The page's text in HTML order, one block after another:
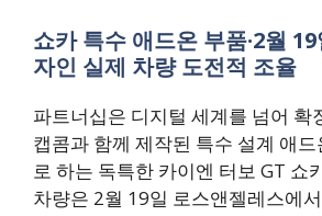
쇼카 특수 애드온 부품·2월
자인 실제 차량 도전적 조율
파트너십은 디지털 세계를 넘어 확
캡콤과 함께 제작된 특수 설계 애
로 하는 독특한 카이엔 터보 GT 쇼
차량은 2월 19일 로스앤젤레스에